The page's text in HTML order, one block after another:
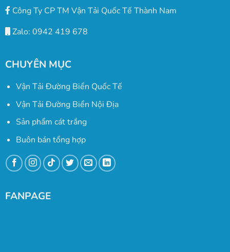
Công Ty CP TM Vận Tải Quốc Tế Thành Nam
Zalo: 0942 419 678
CHUYÊN MỤC
Vận Tải Đường Biển Quốc Tế
Vận Tải Đường Biển Nội Địa
Sản phẩm cát trắng
Buôn bán tổng hợp
FANPAGE